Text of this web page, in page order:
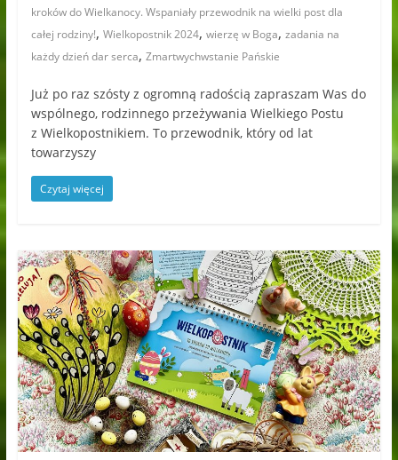
kroków do Wielkanocy. Wspaniały przewodnik na wielki post dla
całej rodziny!, Wielkopostnik 2024, wierzę w Boga, zadania na
każdy dzień dar serca, Zmartwychwstanie Pańskie
Już po raz szósty z ogromną radością zapraszam Was do
wspólnego, rodzinnego przeżywania Wielkiego Postu
z Wielkopostnikiem. To przewodnik, który od lat
towarzyszy
Czytaj więcej